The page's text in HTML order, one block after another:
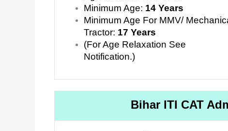
Minimum Age: 14 Years
Minimum Age For MMV/
Tractor: 17 Years
(For Age Relaxation See
Notification.)
Bihar ITI CAT